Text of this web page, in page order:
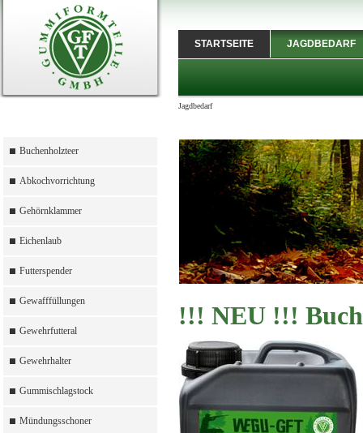
Buchenholzteer
Abkochvorrichtung
Gehörnklammer
Eichenlaub
Futterspender
Gewafffüllungen
Gewehrfutteral
Gewehrhalter
Gummischlagstock
Mündungsschoner
STARTSEITE JAGDBEDARF
Jagdbedarf
!!! NEU !!!